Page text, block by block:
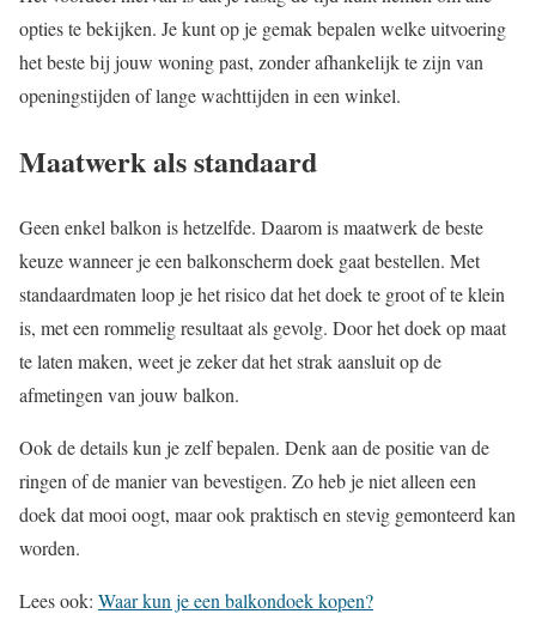
opties te bekijken. Je kunt op je gemak bepalen welke uitvoering
het beste bij jouw woning past, zonder afhankelijk te zijn van
openingstijden of lange wachttijden in een winkel.
Maatwerk als standaard
Geen enkel balkon is hetzelfde. Daarom is maatwerk de beste
keuze wanneer je een balkonscherm doek gaat bestellen. Met
standaardmaten loop je het risico dat het doek te groot of te klein
is, met een rommelig resultaat als gevolg. Door het doek op maat
te laten maken, weet je zeker dat het strak aansluit op de
afmetingen van jouw balkon.
Ook de details kun je zelf bepalen. Denk aan de positie van de
ringen of de manier van bevestigen. Zo heb je niet alleen een
doek dat mooi oogt, maar ook praktisch en stevig gemonteerd kan
worden.
Lees ook: Waar kun je een balkondoek kopen?